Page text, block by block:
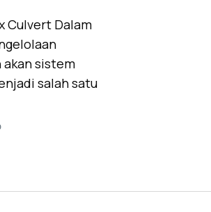
Culvert Dalam
sistem
salah satu